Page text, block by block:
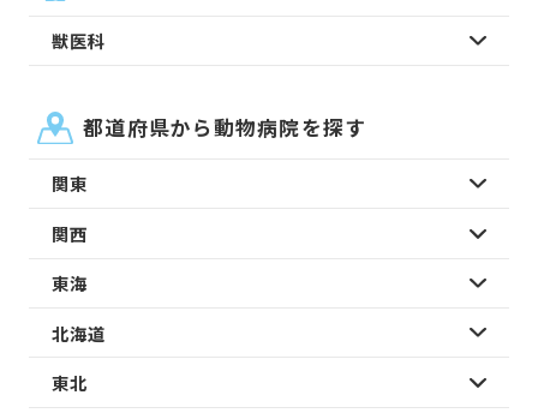
獣医科
都道府県から動物病院を探す
関東
関西
東海
北海道
東北